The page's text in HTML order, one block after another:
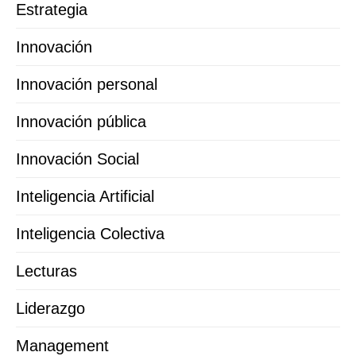
Estrategia
Innovación
Innovación personal
Innovación pública
Innovación Social
Inteligencia Artificial
Inteligencia Colectiva
Lecturas
Liderazgo
Management